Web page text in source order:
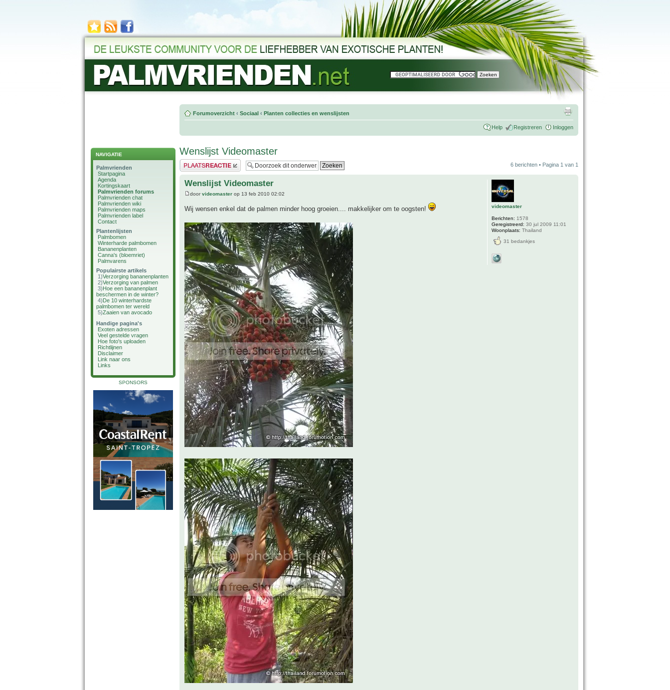
NAVIGATIE
Palmvrienden
Startpagina
Agenda
Kortingskaart
Palmvrienden forums
Palmvrienden chat
Palmvrienden wiki
Palmvrienden maps
Palmvrienden label
Contact
Plantenlijsten
Palmbomen
Winterharde palmbomen
Bananenplanten
Canna's (bloemriet)
Palmvarens
Populairste artikels
1)Verzorging bananenplanten
2)Verzorging van palmen
3)Hoe een bananenplant
beschermen in de winter?
4)De 10 winterhardste
palmbomen ter wereld
5)Zaaien van avocado
Handige pagina's
Exoten adressen
Veel gestelde vragen
Hoe foto's uploaden
Richtlijnen
Disclaimer
Link naar ons
Links
SPONSORS
Forumoverzicht ‹ Sociaal ‹ Planten collecties en wenslijsten
Help Registreren Inloggen
Wenslijst Videomaster
Plaats een reactie 6 berichten • Pagina 1 van 1
Wenslijst Videomaster
doorvideomaster op 13 feb 2010 02:02
Wij wensen enkel dat de palmen minder hoog groeien.... makkelijker om te oogsten! videomaster
Berichten: 1578
Geregistreerd: 30 jul 2009 11:01
Woonplaats: Thailand
31 bedankjes